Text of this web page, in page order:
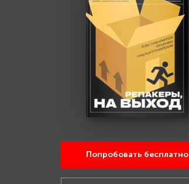
Попробовать бесплатно